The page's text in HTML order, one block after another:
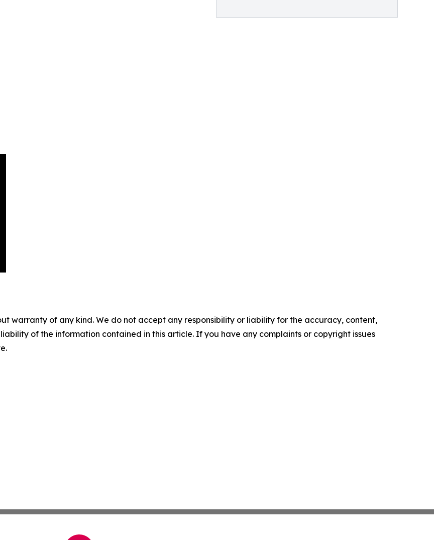
warranty of any kind. We do not accept any responsibility or liability for the accuracy, content,
of the information contained in this article. If you have any complaints or copyright issues